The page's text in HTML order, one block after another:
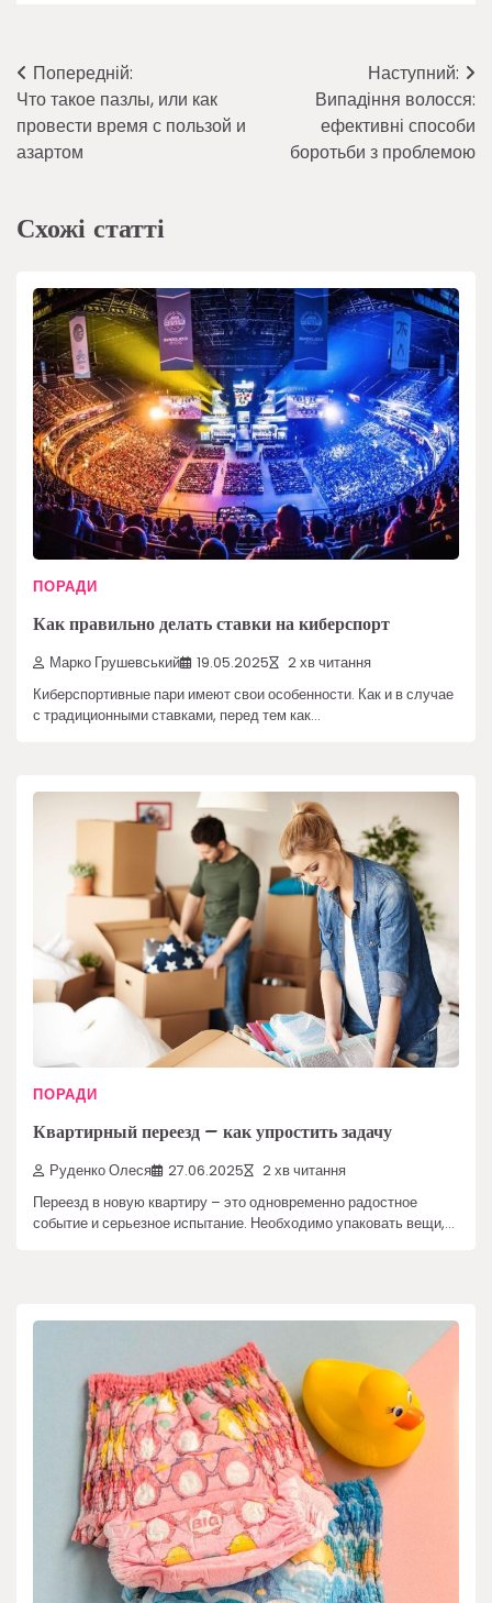
Навігація
записів
Попередній:
Что такое пазлы, или как
провести время с пользой и
азартом
Наступний:
Випадіння волосся:
ефективні способи
боротьби з проблемою
Схожі статті
ПОРАДИ
Как правильно делать ставки на киберспорт
Марко Грушевський 19.05.2025 2 хв читання
Киберспортивные пари имеют свои особенности. Как и в случае
с традиционными ставками, перед тем как…
ПОРАДИ
Квартирный переезд – как упростить задачу
Руденко Олеся 27.06.2025 2 хв читання
Переезд в новую квартиру – это одновременно радостное
событие и серьезное испытание. Необходимо упаковать вещи,…